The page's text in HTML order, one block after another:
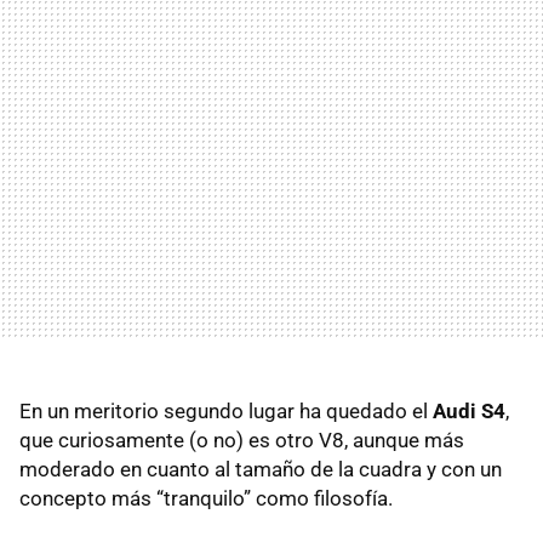
En un meritorio segundo lugar ha quedado el Audi S4,
que curiosamente (o no) es otro V8, aunque más
moderado en cuanto al tamaño de la cuadra y con un
concepto más “tranquilo” como filosofía.